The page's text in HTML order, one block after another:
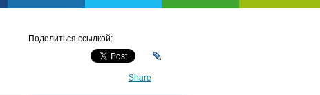
Поделиться ссылкой:
Share